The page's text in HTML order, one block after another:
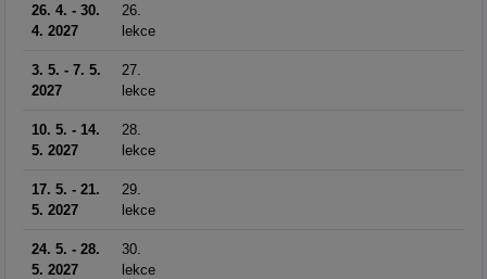
26. 4. - 30.
4. 2027
26.
lekce
3. 5. - 7. 5.
2027
27.
lekce
10. 5. - 14.
5. 2027
28.
lekce
17. 5. - 21.
5. 2027
29.
lekce
24. 5. - 28.
5. 2027
30.
lekce